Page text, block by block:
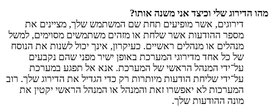
מהו הדירוג שלי וכיצד אני משנה אותו?
דירוגים, אשר מופיעים תחת שם המשתמש שלך, מציינים את
מספר ההודעות אשר שלחת או מזהים משתמשים מסוימים, למשל
מנהלים או מנהלים ראשיים. כעיקרון, אינך יכול לשנות את הנוסח
של כל אחד מדירוגי המערכת באופן ישיר מפני שהם נקבעים
על־ידי המנהל הראשי של המערכת. אנא אל תפגע במערכת
על־ידי שליחת הודעות מיותרות רק כדי הגדיל את הדירוג שלך. רוב
המערכות לא יאפשרו זאת והמנהל או המנהל הראשי יקטין את
מונה ההודעות שלך.